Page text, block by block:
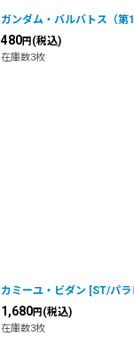
ガンダム・バルバトス（第1
480円 (税込)
在庫数3枚
カミーユ・ビダン [ST/パラ
1,680円 (税込)
在庫数3枚